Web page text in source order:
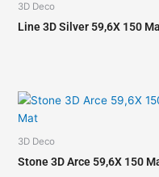
3D Deco
Line 3D Silver 59,6X 150
3D Deco
Stone 3D Arce 59,6X 150